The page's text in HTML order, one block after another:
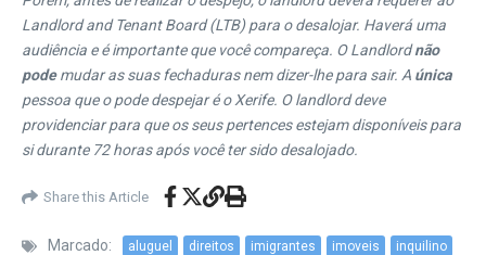
Landlord and Tenant Board (LTB) para o desalojar. Haverá uma
audiência e é importante que você compareça. O Landlordnão
podemudar as suas fechaduras nem dizer-lhe para sair. A única
pessoa que o pode despejar é o Xerife. O landlord deve
providenciar para que os seus pertences estejam disponíveis para
si durante 72 horas após você ter sido desalojado.
Share this Article
Marcado: aluguel direitos imigrantes imoveis
inquilino